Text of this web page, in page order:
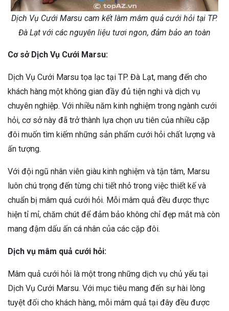
Dịch Vụ Cưới Marsu cam kết làm mâm quả cưới hỏi tại TP.
Đà Lạt với các nguyên liệu tươi ngon, đảm bảo an toàn
Cơ sở Dịch Vụ Cưới Marsu:
Dịch Vụ Cưới Marsu tọa lạc tại TP. Đà Lạt, mang đến cho
khách hàng một không gian đầy đủ tiện nghi và dịch vụ
chuyên nghiệp. Với nhiều năm kinh nghiệm trong ngành cưới
hỏi, cơ sở này đã trở thành lựa chọn ưu tiên của nhiều cặp
đôi muốn tìm kiếm những sản phẩm cưới hỏi chất lượng và
ấn tượng.
Với đội ngũ nhân viên giàu kinh nghiệm và tận tâm, Marsu
luôn chú trọng đến từng chi tiết nhỏ trong việc thiết kế và
chuẩn bị mâm quả cưới hỏi. Mỗi mâm quả đều được thực
hiện tỉ mỉ, chăm chút để đảm bảo không chỉ đẹp mắt mà còn
mang đậm dấu ấn cá nhân của các cặp đôi.
Dịch vụ mâm quả cưới hỏi:
Mâm quả cưới hỏi là một trong những dịch vụ chủ yếu tại
Dịch Vụ Cưới Marsu. Với mục tiêu mang đến sự hài lòng
tuyệt đối cho khách hàng, mỗi mâm quả tại đây đều được